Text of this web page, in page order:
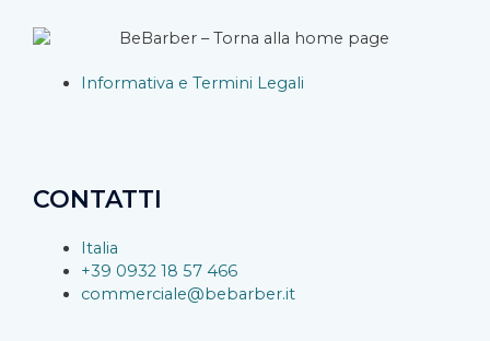
Informativa e Termini Legali
CONTATTI
Italia
+39 0932 18 57 466
commerciale@bebarber.it